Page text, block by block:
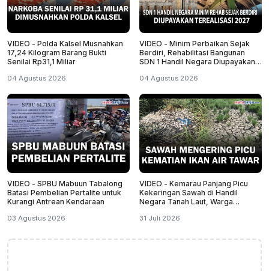
VIDEO - Polda Kalsel Musnahkan
17,24 Kilogram Barang Bukti
Senilai Rp31,1 Miliar
04 Agustus 2026
VIDEO - Minim Perbaikan Sejak
Berdiri, Rehabilitasi Bangunan
SDN 1 Handil Negara Diupayakan
04 Agustus 2026
VIDEO - SPBU Mabuun Tabalong
Batasi Pembelian Pertalite untuk
Kurangi Antrean Kendaraan
03 Agustus 2026
VIDEO - Kemarau Panjang Picu
Kekeringan Sawah di Handil
Negara Tanah Laut, Warga
31 Juli 2026